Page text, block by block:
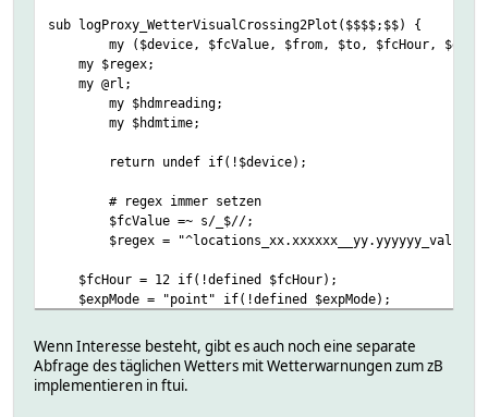
my $hdmtotal = 0;;;;\
for my $i ("01" .. "24")\
{\
$hdmvalue = ReadingsVal("WetterVisualCrossing",
$hdmzwischen = 1 - ($hdmvalue / 100.0);;;;\
$hdmklammerkomplett = $hdmklammerkomplett *
$hdmtotal = (1 - $hdmklammerkomplett) *
my $hdmcompassPoint = 0;;;;\
{\
if (ReadingsVal("WetterVisualCrossing",
$hdmwindrichtung =
sub logProxy_WetterVisualCrossing2Plot($$$$;$$) {
my ($device, $fcValue, $from, $to, $fcHour,
my $regex;
my @rl;
my $hdmreading;
my $hdmtime;
return undef if(!$device);
# regex immer setzen
$fcValue =~ s/_$//;
$regex =
$fcHour = 12 if(!defined $fcHour);
$expMode = "point" if(!defined $expMode);
if( defined($defs{$device}) ) {
if( $defs{$device}{TYPE} eq "HTTPMOD" ) {
@rl = sort{
my ($an) = ($a =~ m/
Wenn Interesse besteht, gibt es auch noch eine separate
Abfrage des täglichen Wetters mit Wetterwarnungen zum zB
implementieren in ftui.